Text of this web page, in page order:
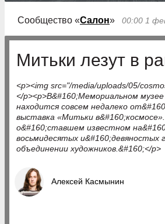
Сообщество «Салон» 00:00 1
Митьки лезут в
<p><img src="/media/uploads/05/
</p><p>В&#160;Мемориальном
находится совсем недалеко
выставка «Митьки
о&#160;ставшем известном
восьмидесятых и&#160;девяностых
объединении художников.&#160;</p>
Алексей Касмынин